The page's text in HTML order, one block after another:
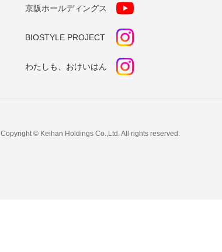
京阪ホールディングス
BIOSTYLE PROJECT
わたしも、おけいはん
Copyright © Keihan Holdings Co.,Ltd. All rights reserved.